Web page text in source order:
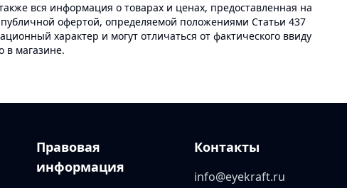
вся информация о товарах и ценах, предоставленная на
офертой, определяемой положениями Статьи 437
характер и могут отличаться от фактического ввиду
в магазине.
Правовая
информация
Контакты
info@eyekraft.ru